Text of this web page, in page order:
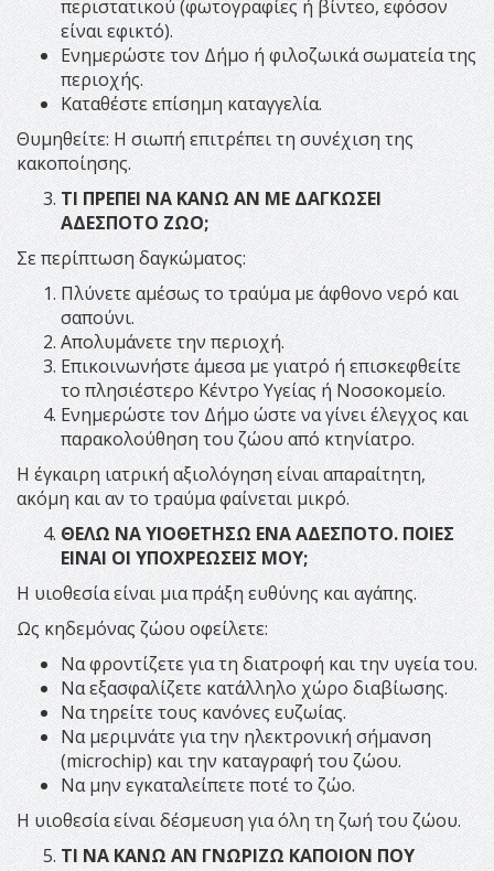
περιστατικού (φωτογραφίες ή βίντεο, εφόσον
είναι εφικτό).
Ενημερώστε τον Δήμο ή φιλοζωικά σωματεία της
περιοχής.
Καταθέστε επίσημη καταγγελία.
Θυμηθείτε: Η σιωπή επιτρέπει τη συνέχιση της
κακοποίησης.
ΤΙ ΠΡΕΠΕΙ ΝΑ ΚΑΝΩ ΑΝ ΜΕ ΔΑΓΚΩΣΕΙ
ΑΔΕΣΠΟΤΟ ΖΩΟ;
Σε περίπτωση δαγκώματος:
Πλύνετε αμέσως το τραύμα με άφθονο νερό και
σαπούνι.
Απολυμάνετε την περιοχή.
Επικοινωνήστε άμεσα με γιατρό ή επισκεφθείτε
το πλησιέστερο Κέντρο Υγείας ή Νοσοκομείο.
Ενημερώστε τον Δήμο ώστε να γίνει έλεγχος και
παρακολούθηση του ζώου από κτηνίατρο.
Η έγκαιρη ιατρική αξιολόγηση είναι απαραίτητη,
ακόμη και αν το τραύμα φαίνεται μικρό.
ΘΕΛΩ ΝΑ ΥΙΟΘΕΤΗΣΩ ΕΝΑ ΑΔΕΣΠΟΤΟ. ΠΟΙΕΣ
ΕΙΝΑΙ ΟΙ ΥΠΟΧΡΕΩΣΕΙΣ ΜΟΥ;
Η υιοθεσία είναι μια πράξη ευθύνης και αγάπης.
Ως κηδεμόνας ζώου οφείλετε:
Να φροντίζετε για τη διατροφή και την υγεία του.
Να εξασφαλίζετε κατάλληλο χώρο διαβίωσης.
Να τηρείτε τους κανόνες ευζωίας.
Να μεριμνάτε για την ηλεκτρονική σήμανση
(microchip) και την καταγραφή του ζώου.
Να μην εγκαταλείπετε ποτέ το ζώο.
Η υιοθεσία είναι δέσμευση για όλη τη ζωή του ζώου.
ΤΙ ΝΑ ΚΑΝΩ ΑΝ ΓΝΩΡΙΖΩ ΚΑΠΟΙΟΝ ΠΟΥ